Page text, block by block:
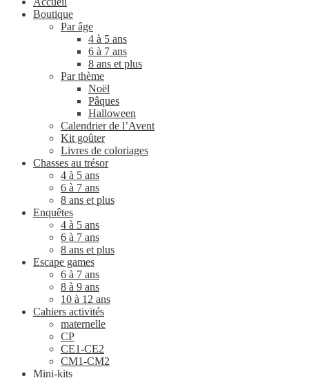
Boutique
Par âge
4 à 5 ans
6 à 7 ans
8 ans et plus
Par thème
Noël
Pâques
Halloween
Calendrier de l’Avent
Kit goûter
Livres de coloriages
Chasses au trésor
4 à 5 ans
6 à 7 ans
8 ans et plus
Enquêtes
4 à 5 ans
6 à 7 ans
8 ans et plus
Escape games
6 à 7 ans
8 à 9 ans
10 à 12 ans
Cahiers activités
maternelle
CP
CE1-CE2
CM1-CM2
Mini-kits